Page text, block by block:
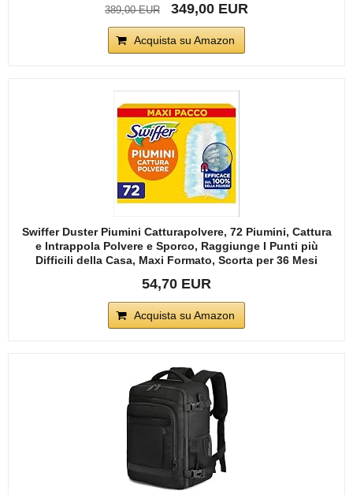
389,00 EUR 349,00 EUR
Acquista su Amazon
Swiffer Duster Piumini Catturapolvere, 72 Piumini, Cattura
e Intrappola Polvere e Sporco, Raggiunge I Punti più
Difficili della Casa, Maxi Formato, Scorta per 36 Mesi
54,70 EUR
Acquista su Amazon